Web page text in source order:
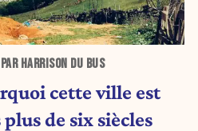
HARRISON DU BUS
cette ville est
de six siècles